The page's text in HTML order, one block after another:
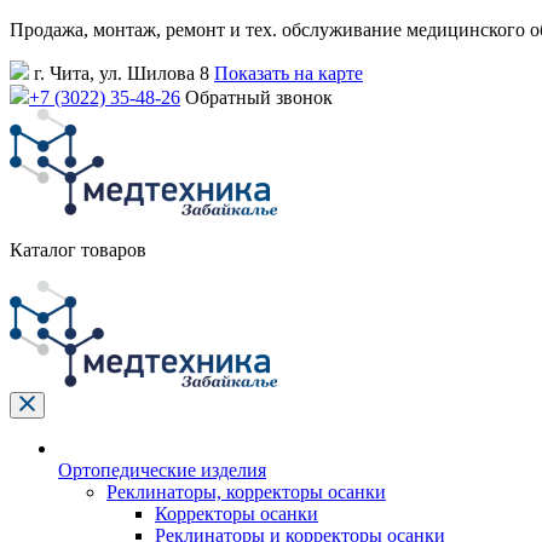
Продажа, монтаж, ремонт и тех. обслуживание медицинского
г. Чита, ул. Шилова 8 Показать на карте
+7 (3022) 35-48-26 Обратный звонок
Каталог товаров
Ортопедические изделия
Реклинаторы, корректоры осанки
Корректоры осанки
Реклинаторы и корректоры осанки